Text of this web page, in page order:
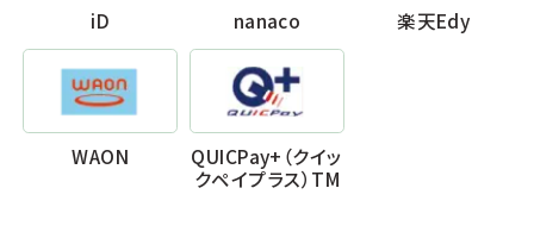
iD nanaco 楽天Edy
WAON
QUICPay+（クイッ
クペイプラス）TM